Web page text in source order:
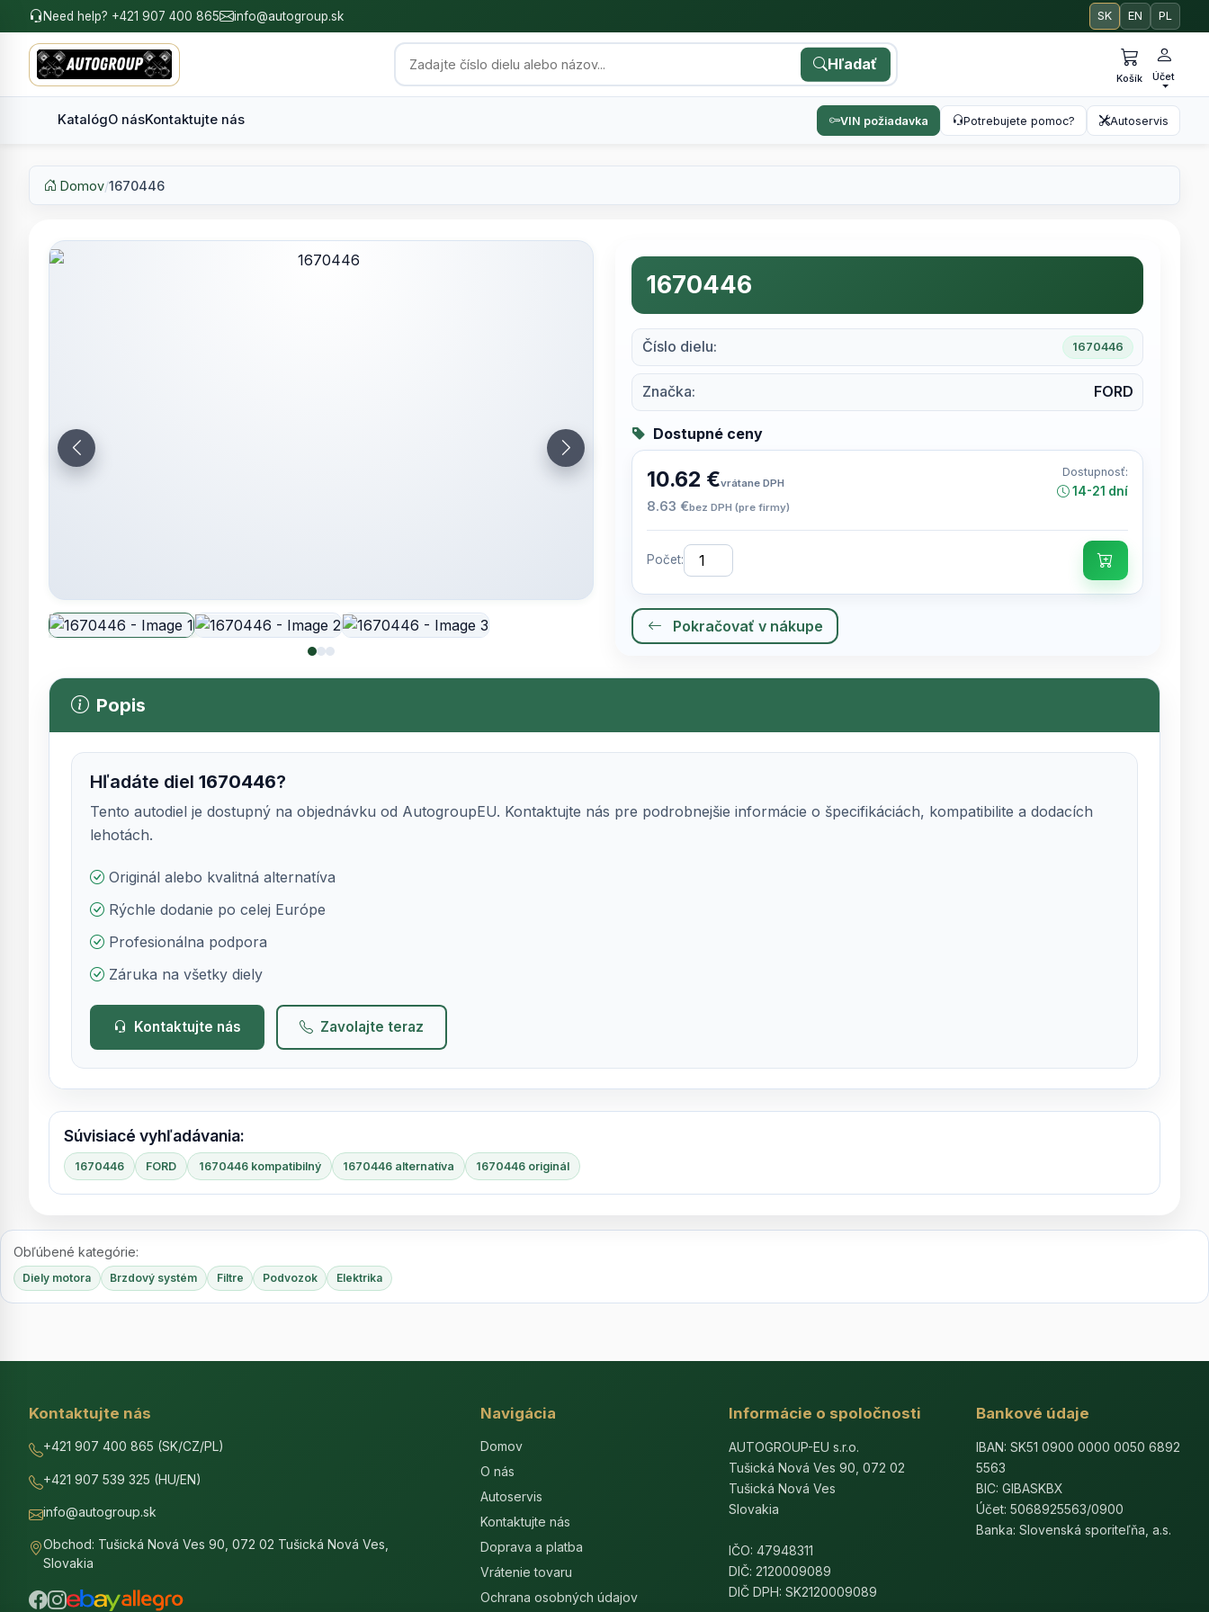
Need help? +421 907 400 865 info@autogroup.sk SK EN PL
Hľadať
Košík Účet
KatalógO násKontaktujte nás VIN požiadavka Potrebujete pomoc? Autoservis
Domov/1670446
1670446
Číslo dielu: 1670446
Značka: FORD
Dostupné ceny
10.62 €vrátane DPH
8.63 €bez DPH (pre firmy)
Dostupnosť:
14-21 dní
Počet:
Pokračovať v nákupe
Popis
Hľadáte diel1670446?
Tento autodiel je dostupný na objednávku od AutogroupEU. Kontaktujte nás pre podrobnejšie informácie o špecifikáciách, kompatibilite a dodacích
lehotách.
Originál alebo kvalitná alternatíva
Rýchle dodanie po celej Európe
Profesionálna podpora
Záruka na všetky diely
Kontaktujte nás Zavolajte teraz
Súvisiacé vyhľadávania:
1670446 FORD 1670446 kompatibilný 1670446 alternatíva 1670446 originál
Obľúbené kategórie:
Diely motora Brzdový systém Filtre Podvozok Elektrika
Kontaktujte nás
+421 907 400 865 (SK/CZ/PL)
+421 907 539 325 (HU/EN)
info@autogroup.sk
Obchod: Tušická Nová Ves 90, 072 02 Tušická Nová Ves,
Slovakia
Navigácia
Domov
O nás
Autoservis
Kontaktujte nás
Doprava a platba
Vrátenie tovaru
Ochrana osobných údajov
Informácie o spoločnosti
AUTOGROUP-EU s.r.o.
Tušická Nová Ves 90, 072 02
Tušická Nová Ves
Slovakia
IČO: 47948311
DIČ: 2120009089
DIČ DPH: SK2120009089
Bankové údaje
IBAN: SK51 0900 0000 0050 6892
5563
BIC: GIBASKBX
Účet: 5068925563/0900
Banka: Slovenská sporiteľňa, a.s.